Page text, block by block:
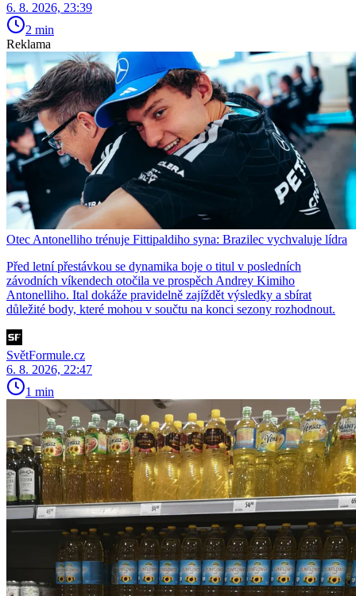
6. 8. 2026, 23:39
2 min
Reklama
Otec Antonelliho trénuje Fittipaldiho syna: Brazilec vychvaluje lídra
Před letní přestávkou se dynamika boje o titul v posledních
závodních víkendech otočila ve prospěch Andrey Kimiho
Antonelliho. Ital dokáže pravidelně zajíždět výsledky a sbírat
důležité body, které mohou v součtu na konci sezony rozhodnout.
SvětFormule.cz
6. 8. 2026, 22:47
1 min